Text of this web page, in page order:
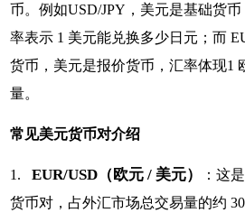
币。例如USD/JPY，美元是基础货
率表示 1 美元能兑换多少日元；而
货币，美元是报价货币，汇率体现1
量。
常见美元货币对介绍
1.EUR/USD（欧元 / 美元）
：这
货币对，占外汇市场总交易量的约